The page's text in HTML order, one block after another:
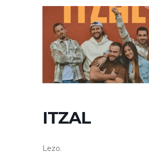
ITZAL
Lezo.